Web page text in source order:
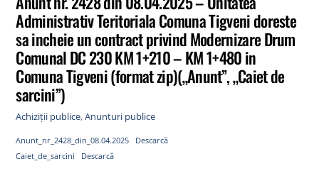
Administrativ Teritoriala Comuna Tigveni doreste
sa incheie un contract privind Modernizare Drum
Comunal DC 230 KM 1+210 – KM 1+480 in
Comuna Tigveni (format zip)(„Anunt”, „Caiet de
sarcini”)
Achiziții publice,Anunturi publice
Anunt_nr_2428_din_08.04.2025
Descarcă
Caiet_de_sarcini
Descarcă